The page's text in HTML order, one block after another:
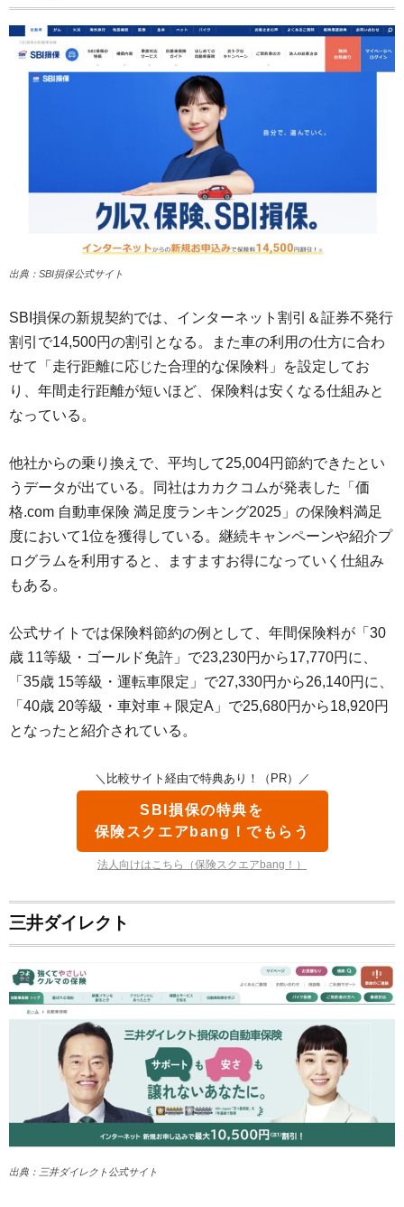
出典：SBI損保公式サイト
SBI損保の新規契約では、インターネット割引＆証券不発行
割引で14,500円の割引となる。また車の利用の仕方に合わ
せて「走行距離に応じた合理的な保険料」を設定してお
り、年間走行距離が短いほど、保険料は安くなる仕組みと
なっている。
他社からの乗り換えで、平均して25,004円節約できたとい
うデータが出ている。同社はカカクコムが発表した「価
格.com 自動車保険 満足度ランキング2025」の保険料満足
度において1位を獲得している。継続キャンペーンや紹介プ
ログラムを利用すると、ますますお得になっていく仕組み
もある。
公式サイトでは保険料節約の例として、年間保険料が「30
歳 11等級・ゴールド免許」で23,230円から17,770円に、
「35歳 15等級・運転車限定」で27,330円から26,140円に、
「40歳 20等級・車対車＋限定A」で25,680円から18,920円
となったと紹介されている。
＼比較サイト経由で特典あり！（PR）／
SBI損保の特典を
保険スクエアbang！でもらう
法人向けはこちら（保険スクエアbang！）
三井ダイレクト
出典：三井ダイレクト公式サイト